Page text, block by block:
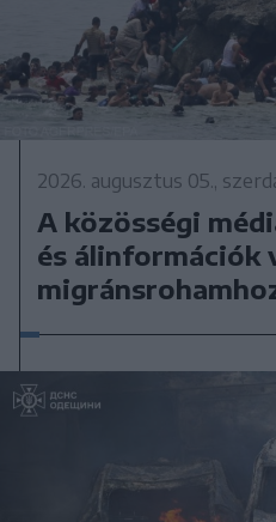
2026. augusztus 05.,
A közösségi
és álinformációk